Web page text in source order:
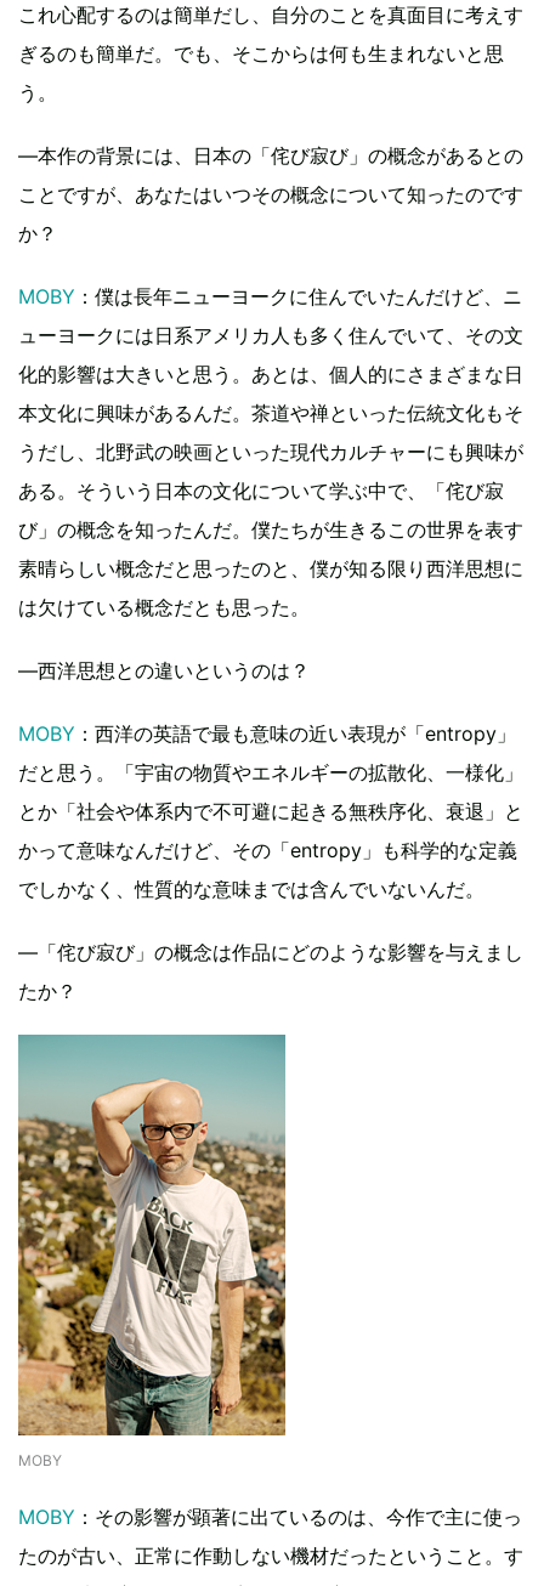
これ心配するのは簡単だし、自分のことを真面目に考えす
ぎるのも簡単だ。でも、そこからは何も生まれないと思
う。
―本作の背景には、日本の「侘び寂び」の概念があるとの
ことですが、あなたはいつその概念について知ったのです
か？
MOBY ：僕は長年ニューヨークに住んでいたんだけど、ニ
ューヨークには日系アメリカ人も多く住んでいて、その文
化的影響は大きいと思う。あとは、個人的にさまざまな日
本文化に興味があるんだ。茶道や禅といった伝統文化もそ
うだし、北野武の映画といった現代カルチャーにも興味が
ある。そういう日本の文化について学ぶ中で、「侘び寂
び」の概念を知ったんだ。僕たちが生きるこの世界を表す
素晴らしい概念だと思ったのと、僕が知る限り西洋思想に
は欠けている概念だとも思った。
―西洋思想との違いというのは？
MOBY ：西洋の英語で最も意味の近い表現が「entropy」
だと思う。「宇宙の物質やエネルギーの拡散化、一様化」
とか「社会や体系内で不可避に起きる無秩序化、衰退」と
かって意味なんだけど、その「entropy」も科学的な定義
でしかなく、性質的な意味までは含んでいないんだ。
―「侘び寂び」の概念は作品にどのような影響を与えまし
たか？
MOBY
MOBY ：その影響が顕著に出ているのは、今作で主に使っ
たのが古い、正常に作動しない機材だったということ。す